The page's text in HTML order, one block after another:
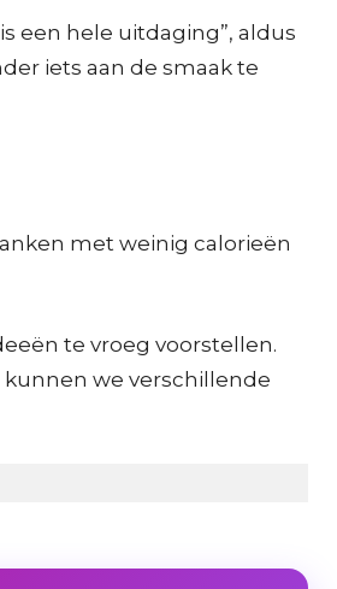
een hele uitdaging”, aldus
iets aan de smaak te
met weinig calorieën
te vroeg voorstellen.
we verschillende